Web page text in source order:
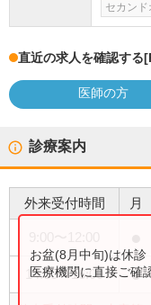
セカン
直近の求人を確認する
医師の方
診療案内
外来受付時間 月
14:00〜16:00 ●
お盆(8月中旬)は休
医療機関に直接ご確